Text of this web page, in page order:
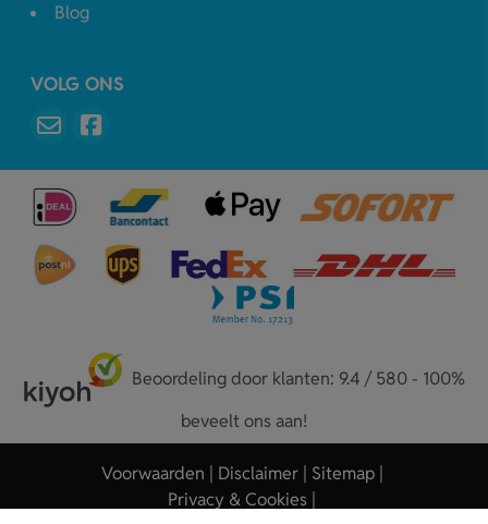
Blog
VOLG ONS
Beoordeling door klanten: 9.4 / 580 - 100%
beveelt ons aan!
Voorwaarden Disclaimer
Sitemap
Privacy & Cookies